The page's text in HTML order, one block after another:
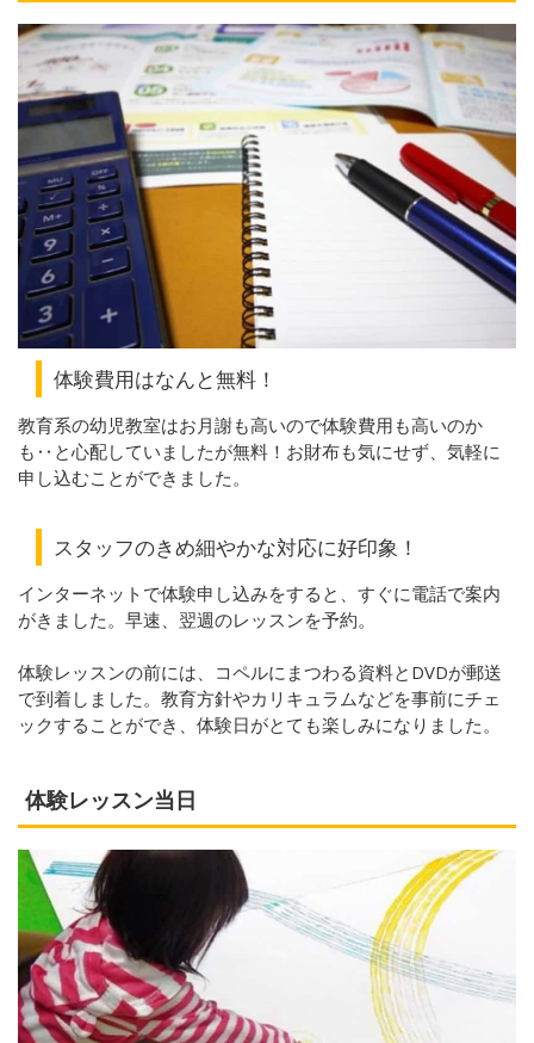
体験費用はなんと無料！
教育系の幼児教室はお月謝も高いので体験費用も高いのか
も‥と心配していましたが無料！お財布も気にせず、気軽に
申し込むことができました。
スタッフのきめ細やかな対応に好印象！
インターネットで体験申し込みをすると、すぐに電話で案内
がきました。早速、翌週のレッスンを予約。
体験レッスンの前には、コペルにまつわる資料とDVDが郵送
で到着しました。教育方針やカリキュラムなどを事前にチェ
ックすることができ、体験日がとても楽しみになりました。
体験レッスン当日